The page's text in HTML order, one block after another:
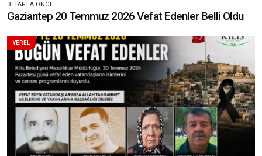
3 HAFTA ÖNCE
Gaziantep 20 Temmuz 2026 Vefat Edenler Belli Oldu
YEREL